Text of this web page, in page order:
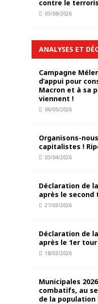
contre le
03/08/2026
ANALYSES ET
Campagne
d’appui pour
Macron et à sa
viennent !
06/05/2026
Organisons-
capitalistes !
03/04/2026
Déclaration de
après le second
27/03/2026
Déclaration de
après le 1er
18/03/2026
Municipales
combatifs, au
de la population